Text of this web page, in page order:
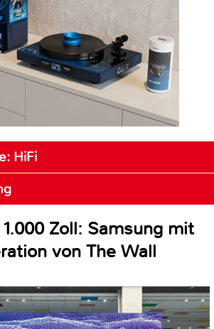
HiFi
Zoll: Samsung mit
von The Wall